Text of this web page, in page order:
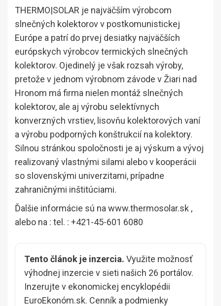
THERMO|SOLAR je najväčším výrobcom
slnečných kolektorov v postkomunistickej
Európe a patrí do prvej desiatky najväčších
európskych výrobcov termických slnečných
kolektorov. Ojedinelý je však rozsah výroby,
pretože v jednom výrobnom závode v Žiari nad
Hronom má firma nielen montáž slnečných
kolektorov, ale aj výrobu selektívnych
konverzných vrstiev, lisovňu kolektorových vaní
a výrobu podporných konštrukcií na kolektory.
Silnou stránkou spoločnosti je aj výskum a vývoj
realizovaný vlastnými silami alebo v kooperácii
so slovenskými univerzitami, prípadne
zahraničnými inštitúciami.
Ďalšie informácie sú na www.thermosolar.sk ,
alebo na : tel. : +421-45-601 6080
Tento článok je inzercia. Využite možnosť
výhodnej inzercie v sieti našich 26 portálov.
Inzerujte v ekonomickej encyklopédii
EuroEkonóm.sk. Cenník a podmienky